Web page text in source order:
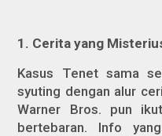
1. Cerita yang
Kasus Tenetsama
syuting dengan alur
Warner Bros. pun
bertebaran. Info